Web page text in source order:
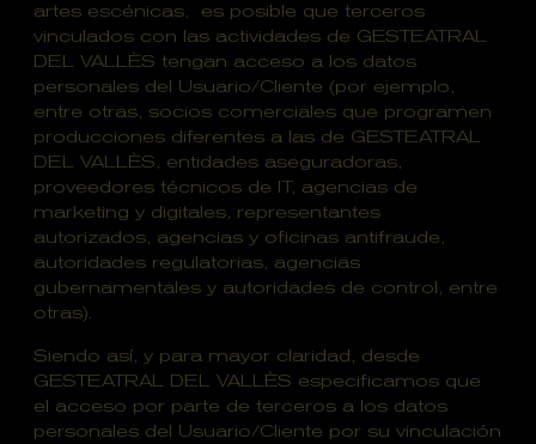
artes escénicas, es posible que terceros
vinculados con las actividades de GESTEATRAL
DEL VALLÈS tengan acceso a los datos
personales del Usuario/Cliente (por ejemplo,
entre otras, socios comerciales que programen
producciones diferentes a las de GESTEATRAL
DEL VALLÈS, entidades aseguradoras,
proveedores técnicos de IT, agencias de
marketing y digitales, representantes
autorizados, agencias y oficinas antifraude,
autoridades regulatorias, agencias
gubernamentales y autoridades de control, entre
otras).
Siendo así, y para mayor claridad, desde
GESTEATRAL DEL VALLÈS especificamos que
el acceso por parte de terceros a los datos
personales del Usuario/Cliente por su vinculación